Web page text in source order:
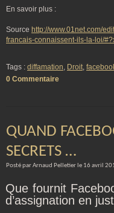
En savoir plus :
Source http://www.01net.com/
francais-connaissent-ils-la-loi/
Tags : diffamation, Droit,
0 Commentaire
QUAND
SECRETS …
Posté par Arnaud Pelletier le 16 avril
Que fournit
d’assignation en